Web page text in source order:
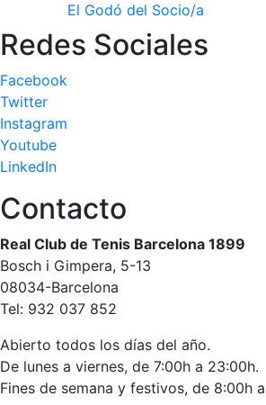
Publicidad en
la Revista
sociales
¿Quieres ser
Patrocinador
del Club?
El Godó
del
Socio/a
El Godó del Socio/a
Redes Sociales
Facebook
Twitter
Instagram
Youtube
LinkedIn
Contacto
Real Club de Tenis Barcelona 1899
Bosch i Gimpera, 5-13
08034-Barcelona
Tel: 932 037 852
Abierto todos los días del año.
De lunes a viernes, de 7:00h a 23:00h.
Fines de semana y festivos, de 8:00h